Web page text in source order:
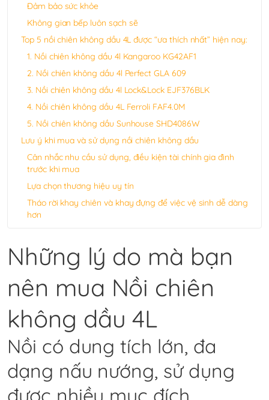
Đảm bảo sức khỏe
Không gian bếp luôn sạch sẽ
Top 5 nồi chiên không dầu 4L được “ưa thích nhất” hiện nay:
1. Nồi chiên không dầu 4l Kangaroo KG42AF1
2. Nồi chiên không dầu 4l Perfect GLA 609
3. Nồi chiên không dầu 4l Lock&Lock EJF376BLK
4. Nồi chiên không dầu 4L Ferroli FAF4.0M
5. Nồi chiên không dầu Sunhouse SHD4086W
Lưu ý khi mua và sử dụng nồi chiên không dầu
Cân nhắc nhu cầu sử dụng, điều kiện tài chính gia đình
trước khi mua
Lựa chọn thương hiệu uy tín
Tháo rời khay chiên và khay đựng để việc vệ sinh dễ dàng
hơn
Những lý do mà bạn
nên mua Nồi chiên
không dầu 4L
Nồi có dung tích lớn, đa
dạng nấu nướng, sử dụng
được nhiều mục đích